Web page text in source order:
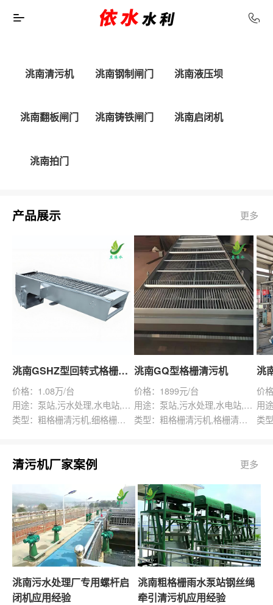
洮南清污机 洮南钢制闸门 洮南液压坝
洮南翻板闸门 洮南铸铁闸门 洮南启闭机
洮南拍门
产品展示 更多
洮南GSHZ型回转式格栅除污机
价格：1.08万/台
用途：泵站,污水处理,水电站,自来水厂,渠道,水产养殖,化工,纺织,给排水工程
类型：粗格栅清污机,细格栅清污机,格栅清污机,回转式清污机
洮南GQ型格栅清污机
价格：1899元/台
用途：泵站,污水处理,水电站,自来水厂,给排水工程
类型：粗格栅清污机,格栅清污机,回转式清污机
价
清污机厂家案例 更多
洮南污水处理厂专用螺杆启
闭机应用经验
洮南粗格栅雨水泵站钢丝绳
牵引清污机应用经验